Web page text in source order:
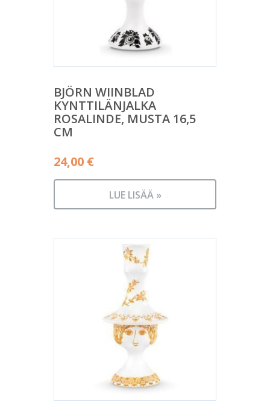
BJÖRN WIINBLAD
KYNTTILÄNJALKA
ROSALINDE, MUSTA 16,5
CM
24,00 €
LUE LISÄÄ »